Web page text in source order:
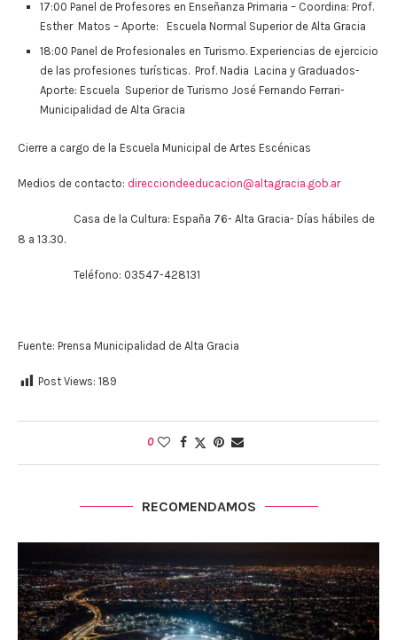
17:00 Panel de Profesores en Enseñanza Primaria – Coordina: Prof.
Esther Matos – Aporte: Escuela Normal Superior de Alta Gracia
18:00 Panel de Profesionales en Turismo. Experiencias de ejercicio
de las profesiones turísticas. Prof. Nadia Lacina y Graduados-
Aporte: Escuela Superior de Turismo José Fernando Ferrari-
Municipalidad de Alta Gracia
Cierre a cargo de la Escuela Municipal de Artes Escénicas
Medios de contacto: direcciondeeducacion@altagracia.gob.ar
Casa de la Cultura: España 76- Alta Gracia- Días hábiles de
8 a 13.30.
Teléfono: 03547-428131
Fuente: Prensa Municipalidad de Alta Gracia
Post Views: 189
0
RECOMENDAMOS